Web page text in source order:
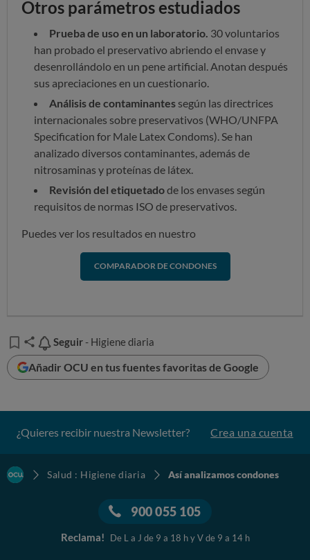
Otros parámetros estudiados
Prueba de uso en un laboratorio. 30 voluntarios
han probado el preservativo abriendo el envase y
desenrollándolo en un pene artificial. Anotan después
sus apreciaciones en un cuestionario.
Análisis de contaminantes según las directrices
internacionales sobre preservativos (WHO/UNFPA
Specification for Male Latex Condoms). Se han
analizado diversos contaminantes, además de
nitrosaminas y proteínas de látex.
Revisión del etiquetadode los envases según
requisitos de normas ISO de preservativos.
Puedes ver los resultados en nuestro
COMPARADOR DE CONDONES
Seguir
Seguir - Higiene diaria
Añadir OCU en tus fuentes favoritas de Google
¿Quieres recibir nuestra Newsletter? Crea una cuenta
Salud : Higiene diaria Así analizamos condones
900 055 105
Reclama! De L a J de 9 a 18 h y V de 9 a 14 h